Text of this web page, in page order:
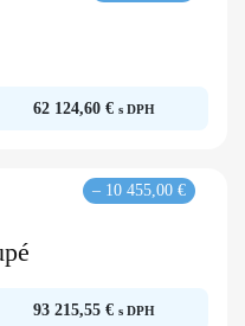
62 124,60 € s DPH
– 10 455,00 €
93 215,55 € s DPH